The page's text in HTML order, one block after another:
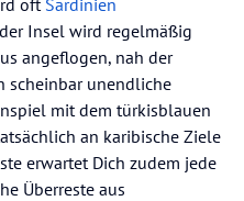
oftSardinien
Insel wird regelmäßig
angeflogen, nah der
scheinbar unendliche
mit dem türkisblauen
an karibische Ziele
erwartet Dich zudem jede
Überreste aus